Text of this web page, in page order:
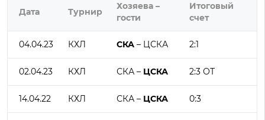
Дата Турнир
Хозяева –
гости
Итоговый
счет
04.04.23 КХЛ СКА – ЦСКА 2:1
02.04.23 КХЛ СКА – ЦСКА 2:3 ОТ
14.04.22 КХЛ СКА – ЦСКА 0:3